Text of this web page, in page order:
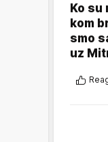
Ko su
kom
smo
uz